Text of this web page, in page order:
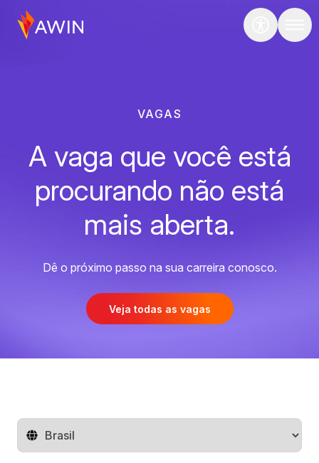
VAGAS
A vaga que você está
procurando não está
mais aberta.
Dê o próximo passo na sua carreira conosco.
Veja todas as vagas
Mude o território